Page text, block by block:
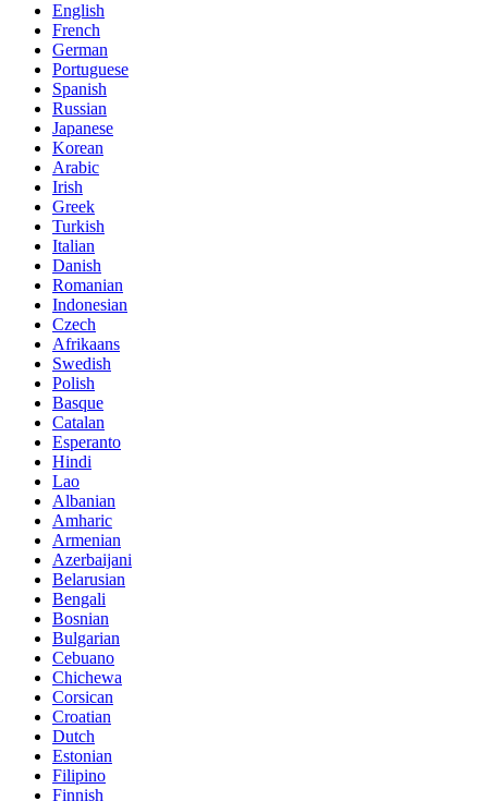
English
French
German
Portuguese
Spanish
Russian
Japanese
Korean
Arabic
Irish
Greek
Turkish
Italian
Danish
Romanian
Indonesian
Czech
Afrikaans
Swedish
Polish
Basque
Catalan
Esperanto
Hindi
Lao
Albanian
Amharic
Armenian
Azerbaijani
Belarusian
Bengali
Bosnian
Bulgarian
Cebuano
Chichewa
Corsican
Croatian
Dutch
Estonian
Filipino
Finnish